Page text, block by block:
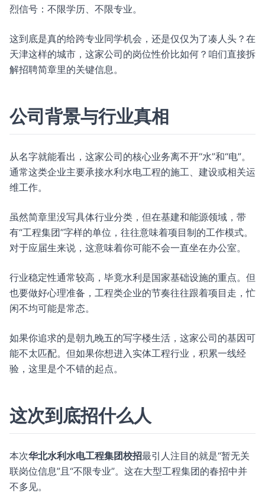
烈信号：不限学历、不限专业。
这到底是真的给跨专业同学机会，还是仅仅为了凑人头？在
天津这样的城市，这家公司的岗位性价比如何？咱们直接拆
解招聘简章里的关键信息。
公司背景与行业真相
从名字就能看出，这家公司的核心业务离不开“水”和“电”。
通常这类企业主要承接水利水电工程的施工、建设或相关运
维工作。
虽然简章里没写具体行业分类，但在基建和能源领域，带
有“工程集团”字样的单位，往往意味着项目制的工作模式。
对于应届生来说，这意味着你可能不会一直坐在办公室。
行业稳定性通常较高，毕竟水利是国家基础设施的重点。但
也要做好心理准备，工程类企业的节奏往往跟着项目走，忙
闲不均可能是常态。
如果你追求的是朝九晚五的写字楼生活，这家公司的基因可
能不太匹配。但如果你想进入实体工程行业，积累一线经
验，这里是个不错的起点。
这次到底招什么人
本次华北水利水电工程集团校招最引人注目的就是“暂无关
联岗位信息”且“不限专业”。这在大型工程集团的春招中并
不多见。